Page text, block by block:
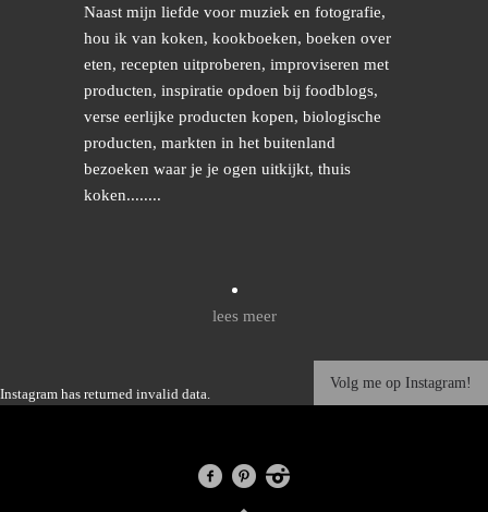
Naast mijn liefde voor muziek en fotografie,
hou ik van koken, kookboeken, boeken over
eten, recepten uitproberen, improviseren met
producten, inspiratie opdoen bij foodblogs,
verse eerlijke producten kopen, biologische
producten, markten in het buitenland
bezoeken waar je je ogen uitkijkt, thuis
koken........
lees meer
Instagram has returned invalid data.
Volg me op Instagram!